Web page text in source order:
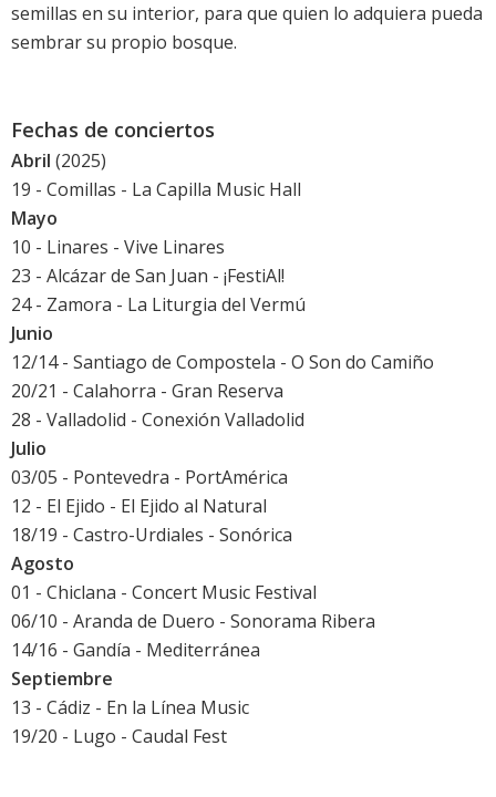
semillas en su interior, para que quien lo adquiera pueda
sembrar su propio bosque.
Fechas de conciertos
Abril (2025)
19 - Comillas - La Capilla Music Hall
Mayo
10 - Linares - Vive Linares
23 - Alcázar de San Juan - ¡FestiAl!
24 - Zamora - La Liturgia del Vermú
Junio
12/14 - Santiago de Compostela - O Son do Camiño
20/21 - Calahorra - Gran Reserva
28 - Valladolid - Conexión Valladolid
Julio
03/05 - Pontevedra - PortAmérica
12 - El Ejido - El Ejido al Natural
18/19 - Castro-Urdiales - Sonórica
Agosto
01 - Chiclana - Concert Music Festival
06/10 - Aranda de Duero - Sonorama Ribera
14/16 - Gandía - Mediterránea
Septiembre
13 - Cádiz - En la Línea Music
19/20 - Lugo - Caudal Fest